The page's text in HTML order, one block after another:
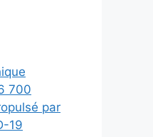
700
par
19